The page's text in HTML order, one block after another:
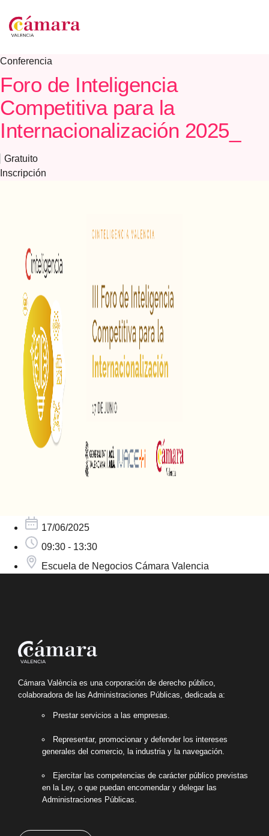
Conferencia
Foro de Inteligencia
Competitiva para la
Internacionalización 2025_
Gratuito
Inscripción
17/06/2025
09:30 - 13:30
Escuela de Negocios Cámara Valencia
Cámara València es una corporación de derecho público,
colaboradora de las Administraciones Públicas, dedicada a:
Prestar servicios a las empresas.
Representar, promocionar y defender los intereses
generales del comercio, la industria y la navegación.
Ejercitar las competencias de carácter público previstas
en la Ley, o que puedan encomendar y delegar las
Administraciones Públicas.